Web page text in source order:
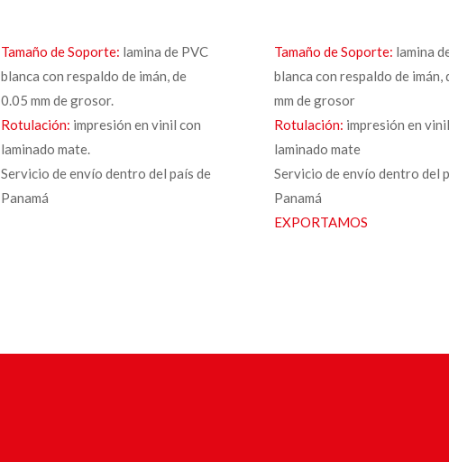
Tamaño de Soporte: lamina de PVC
blanca con respaldo de imán, de
0.05 mm de grosor.
Rotulación: impresión en vinil con
laminado mate.
Servicio de envío dentro del país de
Panamá
Tamaño de Soporte: lamina
blanca con respaldo de imán,
mm de grosor
Rotulación: impresión en
laminado mate
Servicio de envío dentro del
Panamá
EXPORTAMOS